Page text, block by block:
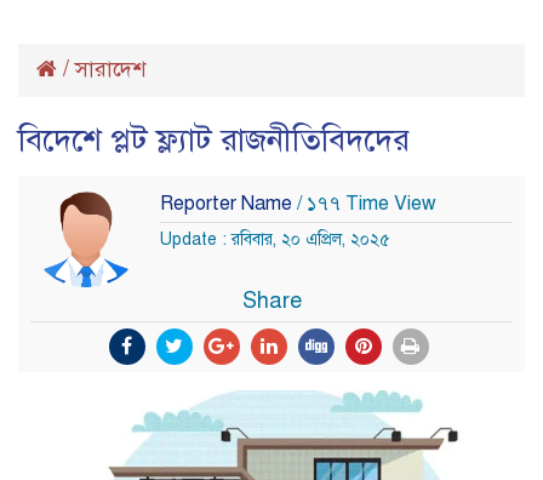
/সারাদেশ
বিদেশে প্লট ফ্ল্যাট রাজনীতিবিদদের
Reporter Name / ১৭৭ Time View
Update : রবিবার, ২০ এপ্রিল, ২০২৫
Share